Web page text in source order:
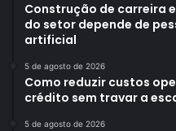
Construção de carreira
do setor depende de
artificial
5 de agosto de 2026
Como reduzir custos
crédito sem travar a
5 de agosto de 2026